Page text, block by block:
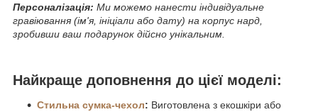
Персоналізація: Ми можемо нанести індивідуальне
гравіювання (ім'я, ініціали або дату) на корпус нард,
зробивши ваш подарунок дійсно унікальним.
Найкраще доповнення до цієї моделі:
Стильна сумка-чехол: Виготовлена з екошкіри або